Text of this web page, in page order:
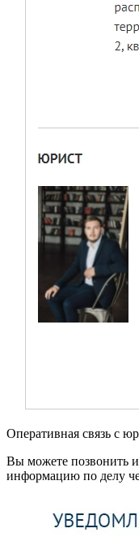
Оперативная связь с
Вы можете позвонить
информацию по делу